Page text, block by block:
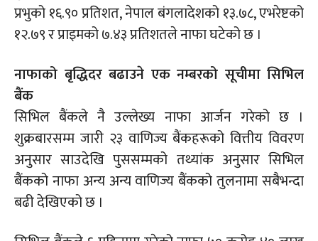
प्रभुको १६.९० प्रतिशत, नेपाल बंगलादेशको १३.७८, एभरेष्टको
१२.७९ र प्राइमको ७.४३ प्रतिशतले नाफा घटेको छ ।
नाफाको बृद्धिदर बढाउने एक नम्बरको सूचीमा सिभिल
बैंक
सिभिल बैंकले नै उल्लेख्य नाफा आर्जन गरेको छ ।
शुक्रबारसम्म जारी २३ वाणिज्य बैंकहरूको वित्तीय विवरण
अनुसार साउदेखि पुससम्मको तथ्यांक अनुसार सिभिल
बैंकको नाफा अन्य अन्य वाणिज्य बैंकको तुलनामा सबैभन्दा
बढी देखिएको छ ।